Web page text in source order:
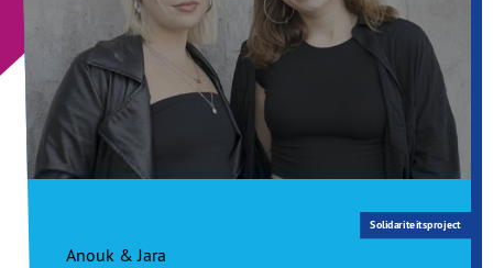
Anouk & Jara
Solidariteitsproject